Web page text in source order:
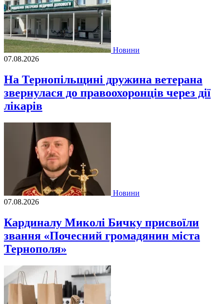
Новини
07.08.2026
На Тернопільщині дружина ветерана
звернулася до правоохоронців через дії
лікарів
Новини
07.08.2026
Кардиналу Миколі Бичку присвоїли
звання «Почесний громадянин міста
Тернополя»